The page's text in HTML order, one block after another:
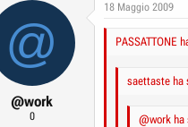
@
@work
0
18 Maggio 2009
PASSATTONE
saettaste ha
@work